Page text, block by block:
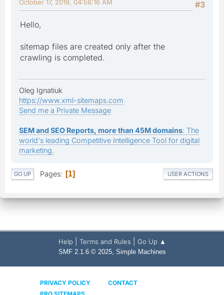
#3
October 17, 2019, 04:56:16 AM
Hello,
sitemap files are created only after the
crawling is completed.
Oleg Ignatiuk
https://www.xml-sitemaps.com
Send me a Private Message
SEM and SEO Reports, more than 45M domains: The
world's leading Competitive Intelligence Tool for digital
marketing.
GO UP Pages 1 USER ACTIONS
Help Terms and Rules Go Up ▲
SMF 2.1.6 © 2025, Simple Machines
PRIVACY POLICY
CONTACT